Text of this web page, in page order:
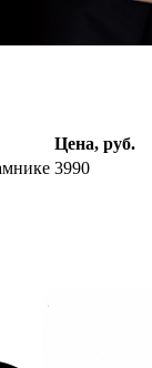
Цена, руб.
3990